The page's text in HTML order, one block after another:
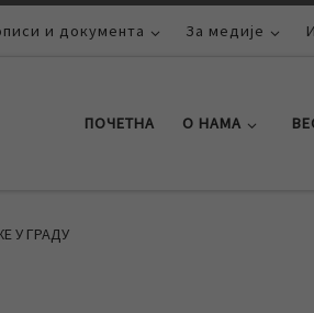
и документа За медије
ПОЧЕТНА О НАМА
У ГРАДУ